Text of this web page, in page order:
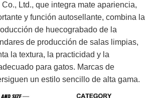
Ltd., que integra mate apariencia,
y función autosellante, combina la
de huecograbado de la
de producción de salas limpias,
la textura, la practicidad y la
para gatos. Marcas de
un estilo sencillo de alta gama.